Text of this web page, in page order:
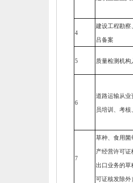
4
建设工程勘察
吕备案
5 质量检测机构
6
道路运输从业
员培训、考核
7
草种、食用菌
产经营许可
出口业务的草
可证核发除外